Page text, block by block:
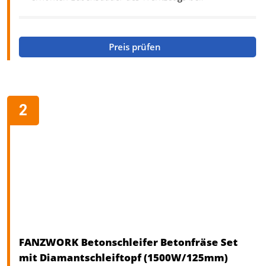
Preis prüfen
FANZWORK Betonschleifer Betonfräse Set
mit Diamantschleiftopf (1500W/125mm)